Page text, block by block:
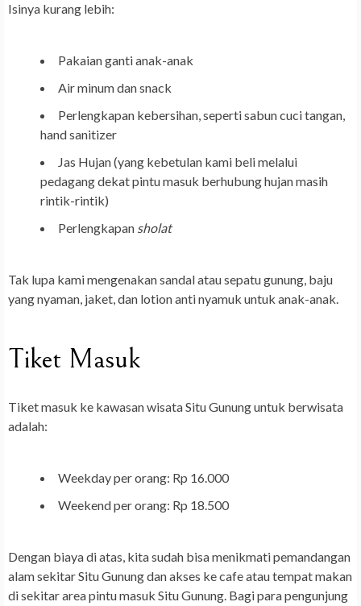
Isinya kurang lebih:
Pakaian ganti anak-anak
Air minum dan snack
Perlengkapan kebersihan, seperti sabun cuci tangan,
hand sanitizer
Jas Hujan (yang kebetulan kami beli melalui
pedagang dekat pintu masuk berhubung hujan masih
rintik-rintik)
Perlengkapan sholat
Tak lupa kami mengenakan sandal atau sepatu gunung, baju
yang nyaman, jaket, dan lotion anti nyamuk untuk anak-anak.
Tiket Masuk
Tiket masuk ke kawasan wisata Situ Gunung untuk berwisata
adalah:
Weekday per orang: Rp 16.000
Weekend per orang: Rp 18.500
Dengan biaya di atas, kita sudah bisa menikmati pemandangan
alam sekitar Situ Gunung dan akses ke cafe atau tempat makan
di sekitar area pintu masuk Situ Gunung. Bagi para pengunjung